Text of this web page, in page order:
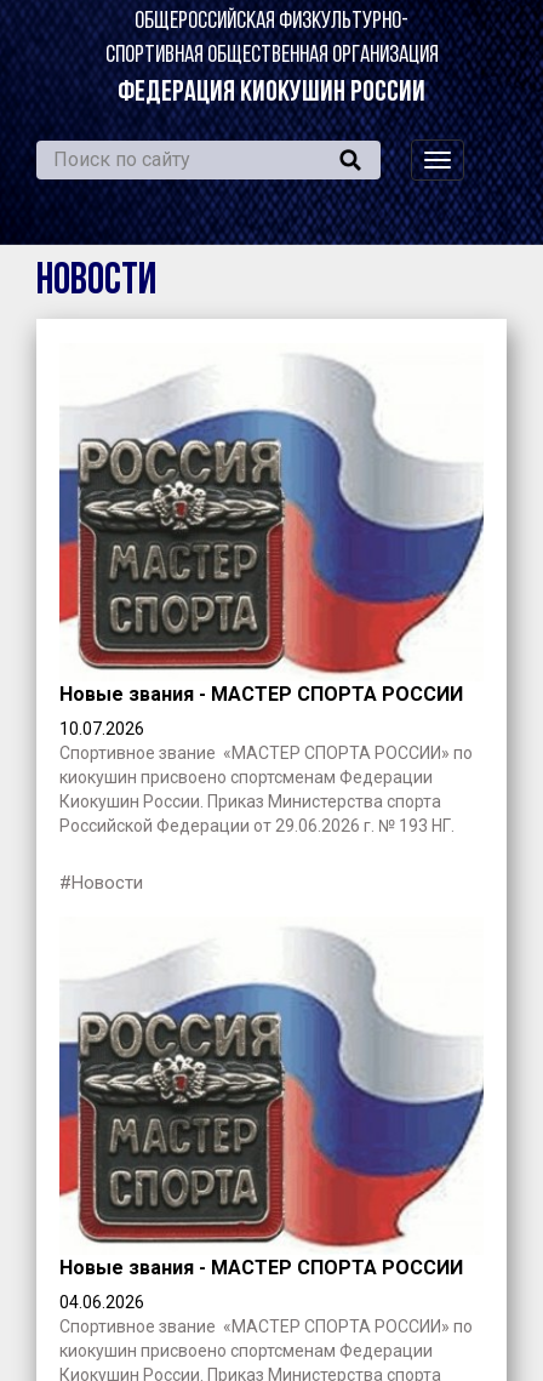
ОБЩЕРОССИЙСКАЯ ФИЗКУЛЬТУРНО-
СПОРТИВНАЯ ОБЩЕСТВЕННАЯ ОРГАНИЗАЦИЯ
ФЕДЕРАЦИЯ КИОКУШИН РОССИИ
навигация
по
сайту
Новости
Новые звания - МАСТЕР СПОРТА РОССИИ
10.07.2026
Спортивное звание «МАСТЕР СПОРТА РОССИИ» по
киокушин присвоено спортсменам Федерации
Киокушин России. Приказ Министерства спорта
Российской Федерации от 29.06.2026 г. № 193 НГ.
#Новости
Новые звания - МАСТЕР СПОРТА РОССИИ
04.06.2026
Спортивное звание «МАСТЕР СПОРТА РОССИИ» по
киокушин присвоено спортсменам Федерации
Киокушин России. Приказ Министерства спорта